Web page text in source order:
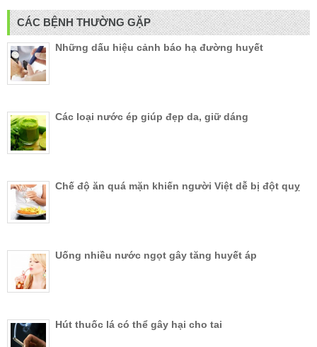
CÁC BỆNH THƯỜNG GẶP
Những dấu hiệu cảnh báo hạ đường huyết
Các loại nước ép giúp đẹp da, giữ dáng
Chế độ ăn quá mặn khiến người Việt dễ bị đột quỵ
Uống nhiều nước ngọt gây tăng huyết áp
Hút thuốc lá có thể gây hại cho tai